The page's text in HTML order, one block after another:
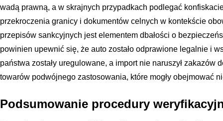
wadą prawną, a w skrajnych przypadkach podlegać
przekroczenia granicy i dokumentów celnych w kontekście
przepisów sankcyjnych jest elementem dbałości o
powinien upewnić się, że auto zostało odprawione legalnie i
państwa zostały uregulowane, a import nie naruszył zakazów
towarów podwójnego zastosowania, które mogły obejmować
Podsumowanie procedury